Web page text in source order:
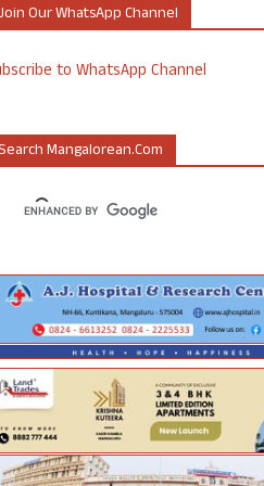
Our WhatsApp Channel
to WhatsApp Channel
Mangalorean.com